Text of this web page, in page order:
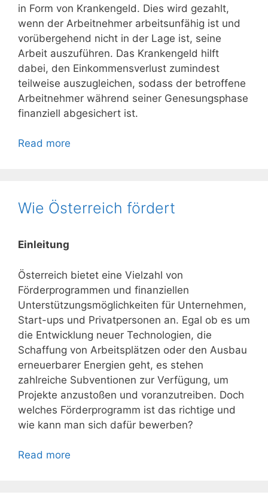
in Form von Krankengeld. Dies wird gezahlt,
wenn der Arbeitnehmer arbeitsunfähig ist und
vorübergehend nicht in der Lage ist, seine
Arbeit auszuführen. Das Krankengeld hilft
dabei, den Einkommensverlust zumindest
teilweise auszugleichen, sodass der betroffene
Arbeitnehmer während seiner Genesungsphase
finanziell abgesichert ist.
Read more
Wie Österreich fördert
Einleitung
Österreich bietet eine Vielzahl von
Förderprogrammen und finanziellen
Unterstützungsmöglichkeiten für Unternehmen,
Start-ups und Privatpersonen an. Egal ob es um
die Entwicklung neuer Technologien, die
Schaffung von Arbeitsplätzen oder den Ausbau
erneuerbarer Energien geht, es stehen
zahlreiche Subventionen zur Verfügung, um
Projekte anzustoßen und voranzutreiben. Doch
welches Förderprogramm ist das richtige und
wie kann man sich dafür bewerben?
Read more